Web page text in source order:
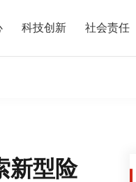
科技创新 社会责任
新型险